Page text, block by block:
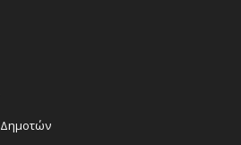
Δημοτών